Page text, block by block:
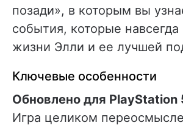
позади», в которым вы
события, которые
жизни Элли и ее лучшей
Ключевые особенности
Обновлено для PlayStation
Игра целиком